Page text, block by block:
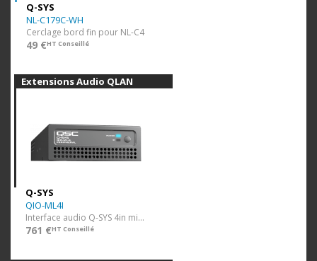
Q-SYS
NL-C179C-WH
Cerclage bord fin pour NL-C4
49 €HT Conseillé
Extensions Audio QLAN
Q-SYS
QIO-ML4I
Interface audio Q-SYS 4in mic/line, POE
761 €HT Conseillé